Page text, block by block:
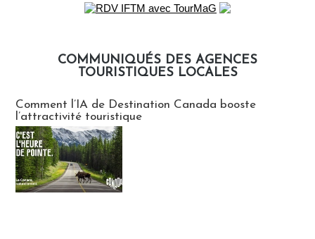
COMMUNIQUÉS DES AGENCES
TOURISTIQUES LOCALES
Comment l’IA de Destination Canada booste
l’attractivité touristique